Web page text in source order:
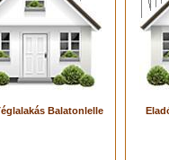
Balatonlelle